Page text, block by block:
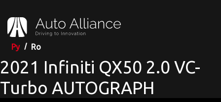
Ру Ro
2021 Infiniti QX50 2.0 VC-
Turbo AUTOGRAPH